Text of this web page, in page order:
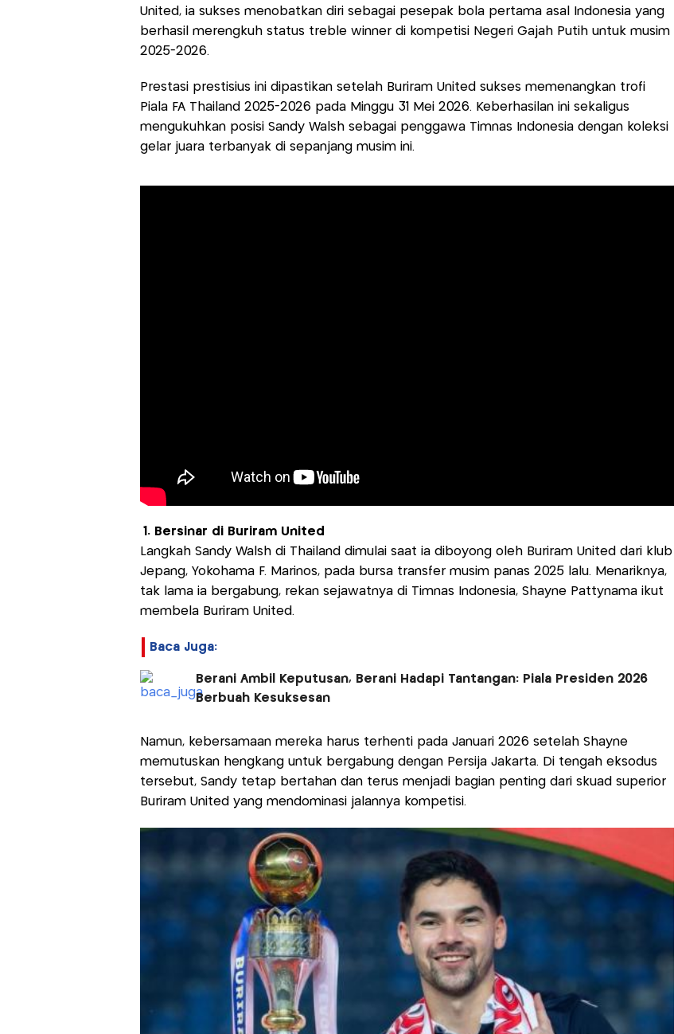
United, ia sukses menobatkan diri sebagai pesepak bola pertama asal Indonesia yang
berhasil merengkuh status treble winner di kompetisi Negeri Gajah Putih untuk musim
2025-2026.
Prestasi prestisius ini dipastikan setelah Buriram United sukses memenangkan trofi
Piala FA Thailand 2025-2026 pada Minggu 31 Mei 2026. Keberhasilan ini sekaligus
mengukuhkan posisi Sandy Walsh sebagai penggawa Timnas Indonesia dengan koleksi
gelar juara terbanyak di sepanjang musim ini.
1. Bersinar di Buriram United
Langkah Sandy Walsh di Thailand dimulai saat ia diboyong oleh Buriram United dari klub
Jepang, Yokohama F. Marinos, pada bursa transfer musim panas 2025 lalu. Menariknya,
tak lama ia bergabung, rekan sejawatnya di Timnas Indonesia, Shayne Pattynama ikut
membela Buriram United.
Baca Juga:
Berani Ambil Keputusan, Berani Hadapi Tantangan: Piala Presiden 2026
Berbuah Kesuksesan
Namun, kebersamaan mereka harus terhenti pada Januari 2026 setelah Shayne
memutuskan hengkang untuk bergabung dengan Persija Jakarta. Di tengah eksodus
tersebut, Sandy tetap bertahan dan terus menjadi bagian penting dari skuad superior
Buriram United yang mendominasi jalannya kompetisi.